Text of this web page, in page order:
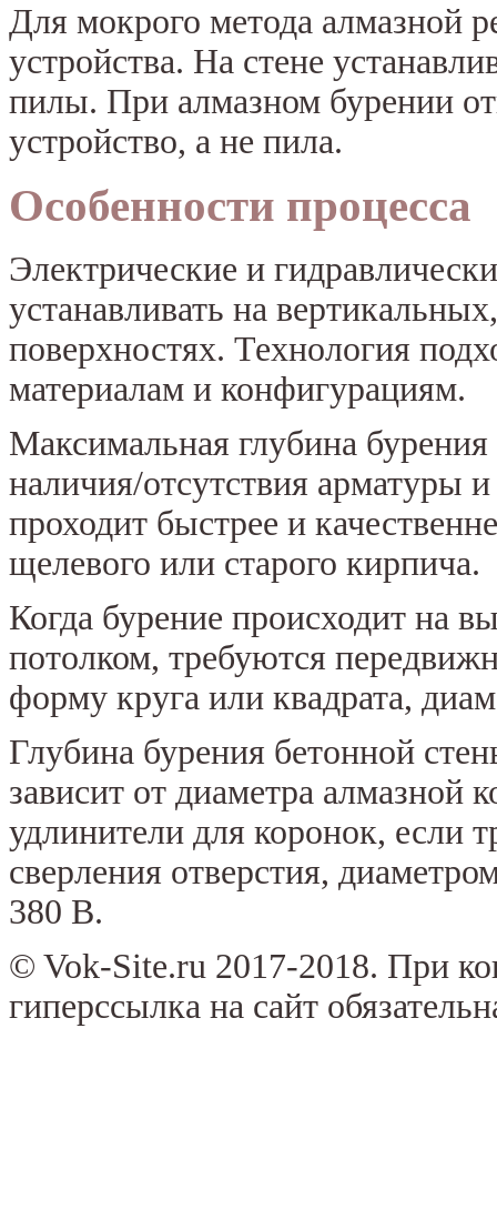
Для мокрого метода алмазной
устройства. На стене
пилы. При алмазном бурении
устройство, а не пила.
Особенности процесса
Электрические и
устанавливать на
поверхностях. Технология
материалам и конфигурациям.
Максимальная глубина
наличия/отсутствия арматуры
проходит быстрее и
щелевого или старого кирпича.
Когда бурение происходит на
потолком, требуются
форму круга или квадрата,
Глубина бурения бетонной
зависит от диаметра алмазной
удлинители для коронок, если
сверления отверстия,
380 В.
© Vok-Site.ru 2017-2018. При
гиперссылка на сайт